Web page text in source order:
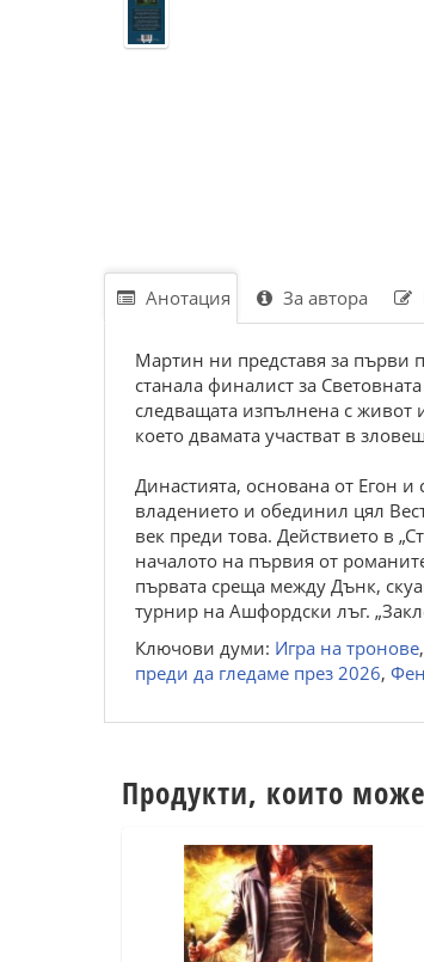
Анотация За автора
Мартин ни представя за първи
станала финалист за
следващата изпълнена с
което двамата участват в
Династията, основана от Егон
владението и обединил цял
век преди това. Действието в
началото на първия от
първата среща между Дънк,
турнир на Ашфордски лъг.
Ключови думи: Игра на тронове,
преди да гледаме през 2026,
Продукти, които